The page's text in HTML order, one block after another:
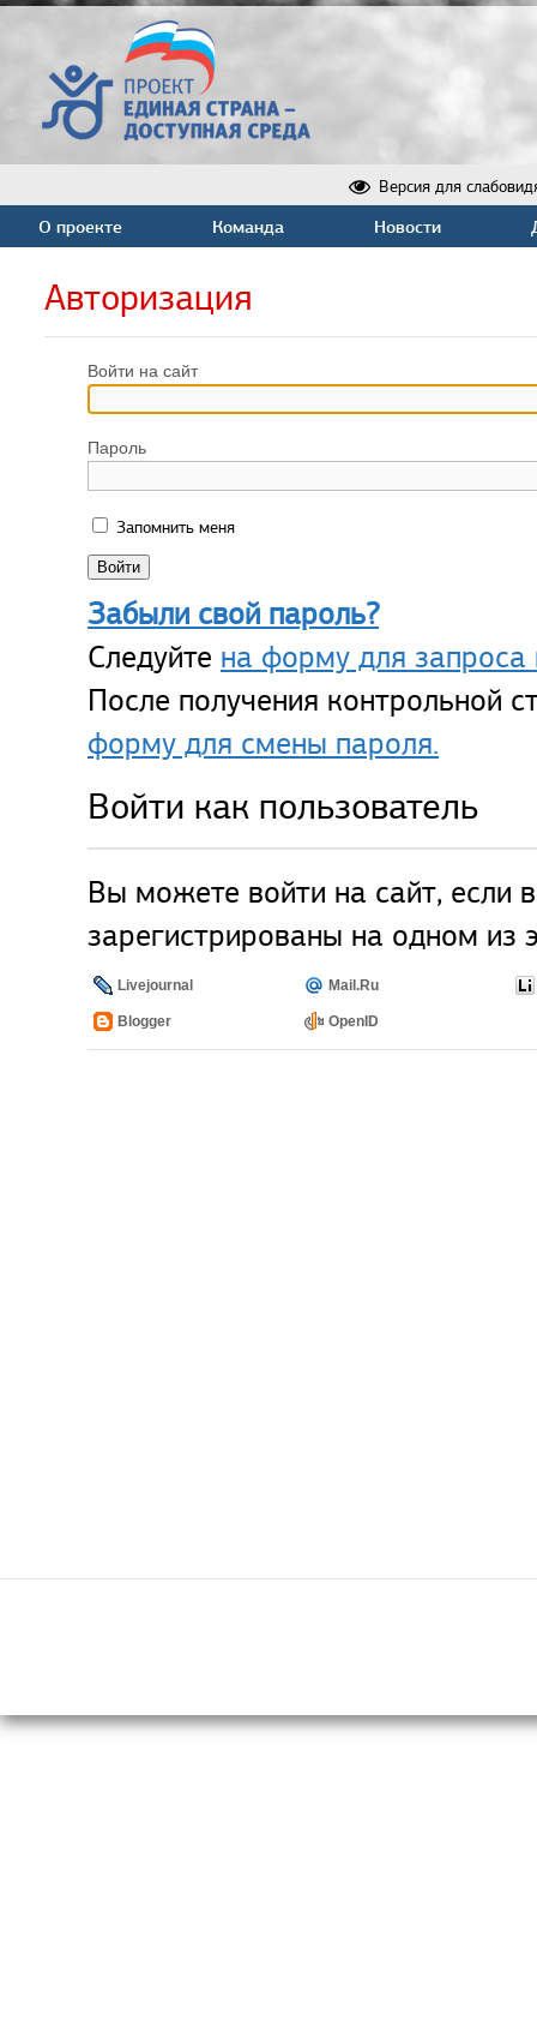
Версия для
О проекте Команда Новости
Авторизация
Войти на сайт
Пароль
Запомнить меня
Забыли свой пароль?
Следуйте на форму для запроса
После получения контрольной
форму для смены пароля.
Войти как пользователь
Вы можете войти на сайт, если
зарегистрированы на одном из
Livejournal Mail.Ru
Blogger OpenID